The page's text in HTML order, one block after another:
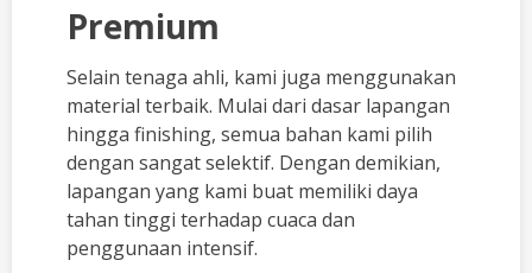
Premium
Selain tenaga ahli, kami juga menggunakan
material terbaik. Mulai dari dasar lapangan
hingga finishing, semua bahan kami pilih
dengan sangat selektif. Dengan demikian,
lapangan yang kami buat memiliki daya
tahan tinggi terhadap cuaca dan
penggunaan intensif.